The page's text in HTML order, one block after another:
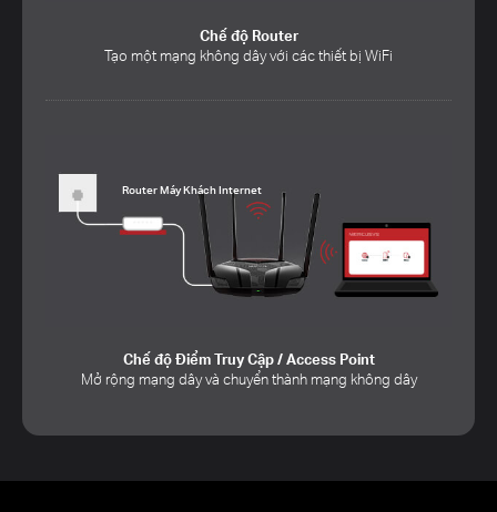
Chế độ Router
Tạo một mạng không dây với các thiết bị WiFi
Router Máy Khách Internet
Chế độ Điểm Truy Cập / Access Point
Mở rộng mạng dây và chuyển thành mạng không dây